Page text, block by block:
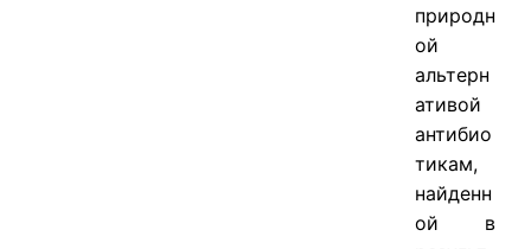
природн
ой
альтерн
ативой
антибио
тикам,
найденн
ой в